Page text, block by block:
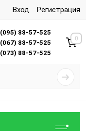
Вход Регистрация
(095) 88-57-525
(067) 88-57-525
(073) 88-57-525
0